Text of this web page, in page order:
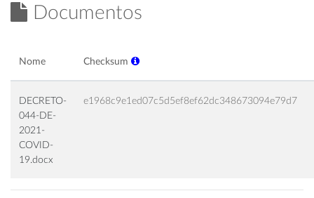
Documentos
Nome Checksum
DECRETO-
044-DE-
2021-
COVID-
19.docx
e1968c9e1ed07c5d5ef8ef62dc348673094e79d7